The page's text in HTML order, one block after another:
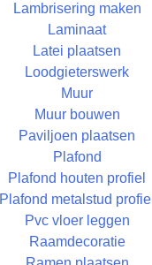
Lambrisering maken
Laminaat
Latei plaatsen
Loodgieterswerk
Muur
Muur bouwen
Paviljoen plaatsen
Plafond
Plafond houten profiel
Plafond metalstud profiel
Pvc vloer leggen
Raamdecoratie